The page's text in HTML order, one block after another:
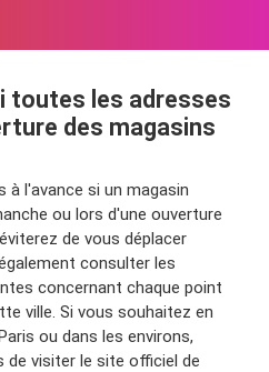
toutes les adresses
des magasins
à l'avance si un magasin
ou lors d'une ouverture
de vous déplacer
consulter les
concernant chaque point
ville. Si vous souhaitez en
ou dans les environs,
de visiter le site officiel de